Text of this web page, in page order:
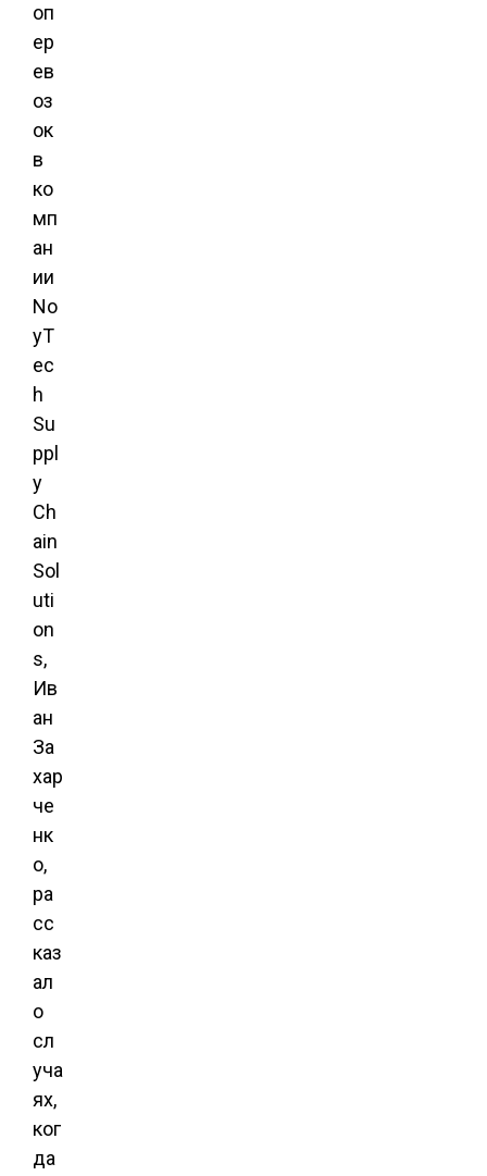
оп
ер
ев
оз
ок
в
ко
мп
ан
ии
No
yT
ec
h
Su
ppl
y
Ch
ain
Sol
uti
on
s,
Ив
ан
За
хар
че
нк
о,
ра
сс
каз
ал
о
сл
уча
ях,
ког
да